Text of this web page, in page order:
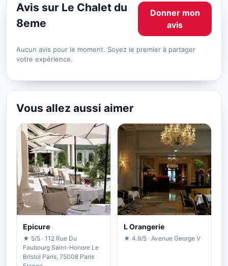
Avis sur Le Chalet du
8eme
Donner mon
avis
Aucun avis pour le moment. Soyez le premier à partager
votre expérience.
Vous allez aussi aimer
Epicure
★ 5/5 · 112 Rue Du
Faubourg Saint-Honore Le
Bristol Paris, 75008 Paris
L Orangerie
★ 4.9/5 · Avenue George V